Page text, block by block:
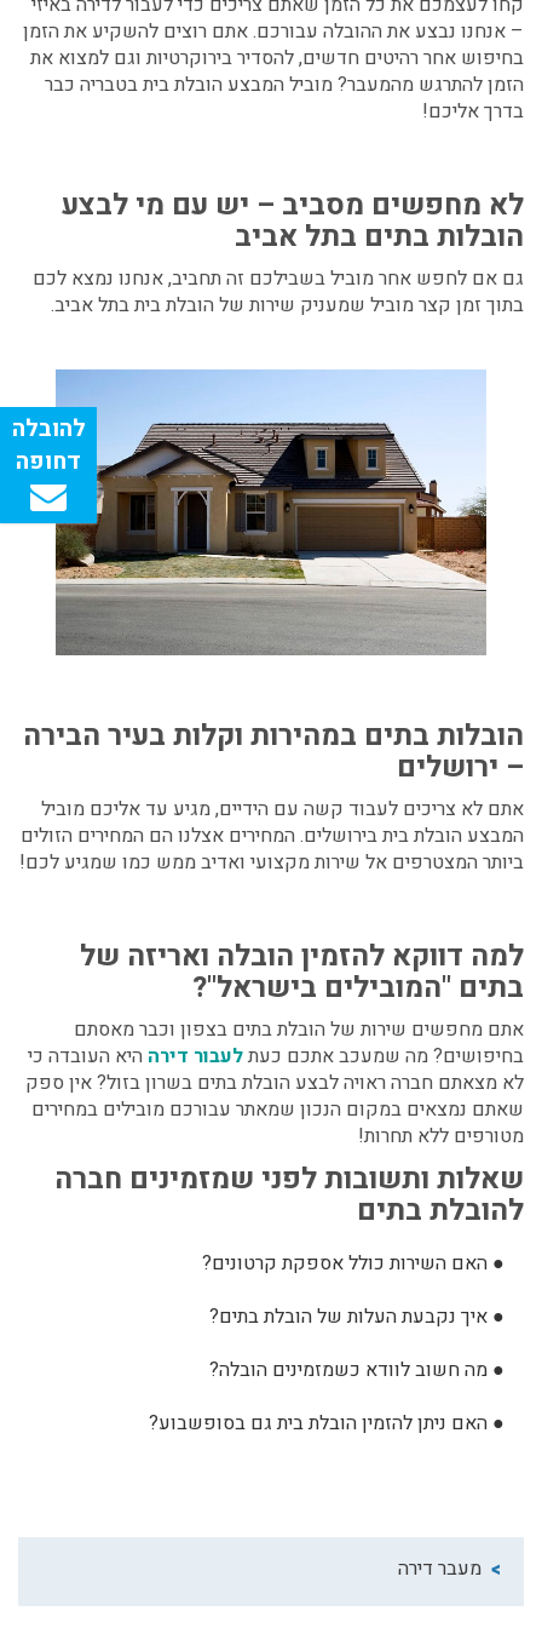
מעבר דירה
– אנחנו נבצע את ההובלה עבורכם. אתם רוצים להשקיע את הזמן
בחיפוש אחר רהיטים חדשים, להסדיר בירוקרטיות וגם למצוא את
הזמן להתרגש מהמעבר? מוביל המבצע הובלת בית בטבריה כבר
בדרך אליכם!
לא מחפשים מסביב – יש עם מי לבצע
הובלות בתים בתל אביב
גם אם לחפש אחר מוביל בשבילכם זה תחביב, אנחנו נמצא לכם
בתוך זמן קצר מוביל שמעניק שירות של הובלת בית בתל אביב.
הובלות בתים במהירות וקלות בעיר הבירה
– ירושלים
אתם לא צריכים לעבוד קשה עם הידיים, מגיע עד אליכם מוביל
המבצע הובלת בית בירושלים. המחירים אצלנו הם המחירים הזולים
ביותר המצטרפים אל שירות מקצועי ואדיב ממש כמו שמגיע לכם!
למה דווקא להזמין הובלה ואריזה של
בתים "המובילים בישראל"?
אתם מחפשים שירות של הובלת בתים בצפון וכבר מאסתם
בחיפושים? מה שמעכב אתכם כעתלעבור דירה היא העובדה כי
לא מצאתם חברה ראויה לבצע הובלת בתים בשרון בזול? אין ספק
שאתם נמצאים במקום הנכון שמאתר עבורכם מובילים במחירים
מטורפים ללא תחרות!
שאלות ותשובות לפני שמזמינים חברה
להובלת בתים
● האם השירות כולל אספקת קרטונים?
● איך נקבעת העלות של הובלת בתים?
● מה חשוב לוודא כשמזמינים הובלה?
● האם ניתן להזמין הובלת בית גם בסופשבוע?